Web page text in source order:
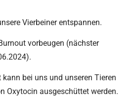
Vierbeiner entspannen.
vorbeugen (nächster
bei uns und unseren Tieren
Oxytocin ausgeschüttet werden.